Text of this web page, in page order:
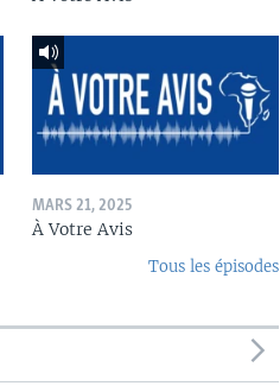
MARS 21, 2025
À Votre Avis
Tous les épisodes